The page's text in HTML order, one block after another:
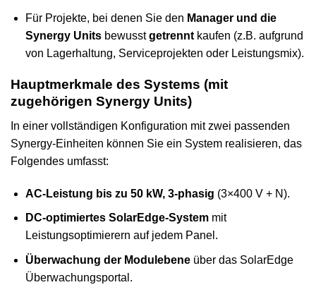
Für Projekte, bei denen Sie den Manager und die
Synergy Unitsbewusstgetrenntkaufen (z.B. aufgrund
von Lagerhaltung, Serviceprojekten oder Leistungsmix).
Hauptmerkmale des Systems (mit
zugehörigen Synergy Units)
In einer vollständigen Konfiguration mit zwei passenden
Synergy-Einheiten können Sie ein System realisieren, das
Folgendes umfasst:
AC-Leistung bis zu 50 kW, 3-phasig (3×400 V + N).
DC-optimiertes SolarEdge-Systemmit
Leistungsoptimierern auf jedem Panel.
Überwachung der Modulebeneüber das SolarEdge
Überwachungsportal.